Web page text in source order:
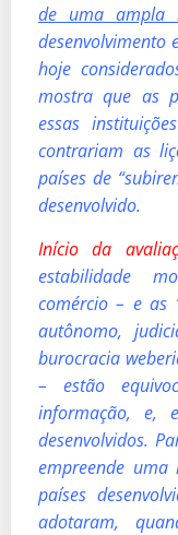
de uma ampla
desenvolvimento
hoje
mostra que as
essas
contrariam as
países de
desenvolvido.
Início da
estabilidade
comércio – e as
autônomo,
burocracia
– estão
informação, e,
desenvolvidos.
empreende uma
países
adotaram,